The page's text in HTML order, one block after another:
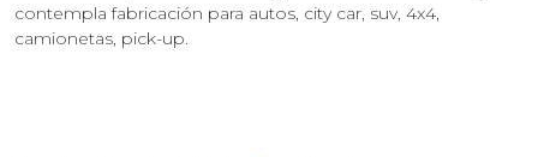
contempla fabricación para autos, city car, suv, 4x4,
camionetas, pick-up.